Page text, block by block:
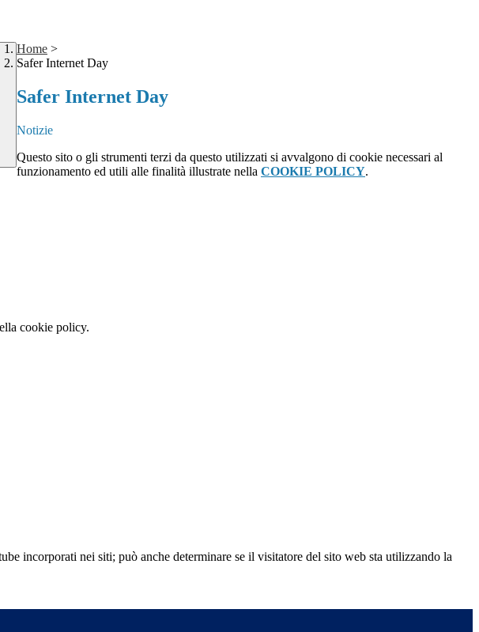
Home >
Safer Internet Day
Safer Internet Day
Notizie
Questo sito o gli strumenti terzi da questo utilizzati si avvalgono di cookie necessari al
funzionamento ed utili alle finalità illustrate nella COOKIE POLICY.
cookie policy.
incorporati nei siti; può anche determinare se il visitatore del sito web sta utilizzando la